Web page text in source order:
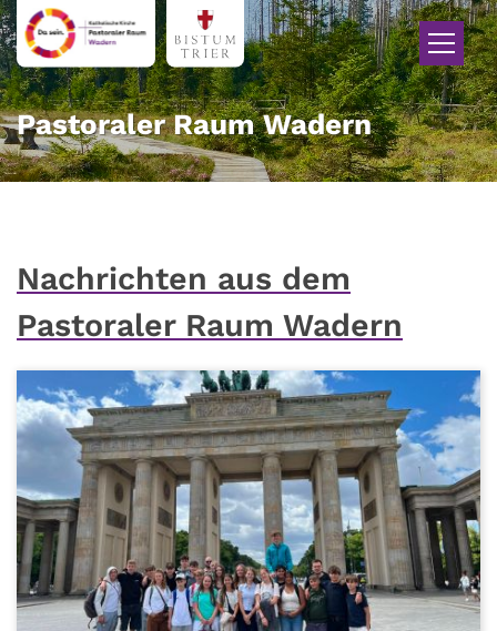
Zum Inhalt springen
Pastoraler Raum Wadern
Nachrichten aus dem
Pastoraler Raum Wadern